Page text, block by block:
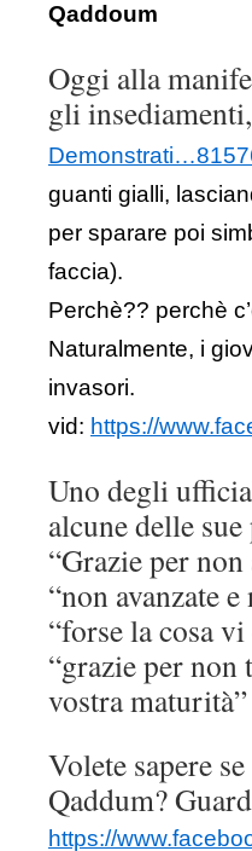
Qaddoum
Oggi alla
gli insediamenti,
guanti gialli,
per sparare poi
faccia).
Perchè?? perchè
Naturalmente, i
invasori.
vid: https://
Uno degli
alcune delle sue
“Grazie per
“non avanzate
“forse la cosa
“grazie per
vostra maturità”
Volete sapere
Qaddum?
https://